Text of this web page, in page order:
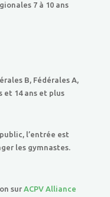
7 à 10 ans
B, Fédérales A,
et 14 ans et plus
l’entrée est
les gymnastes.
sur ACPV Alliance